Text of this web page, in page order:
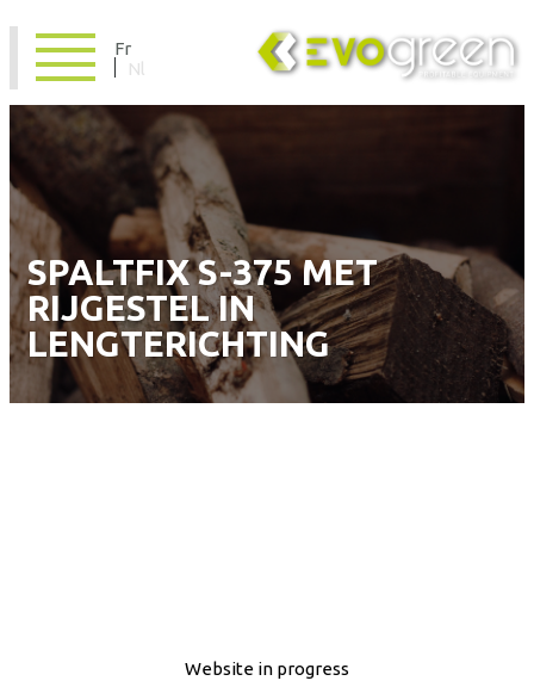
Fr
Nl
SPALTFIX S-375 MET
RIJGESTEL IN
LENGTERICHTING
Website in progress